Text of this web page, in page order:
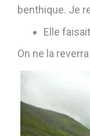
benthique. Je
Elle
On ne la